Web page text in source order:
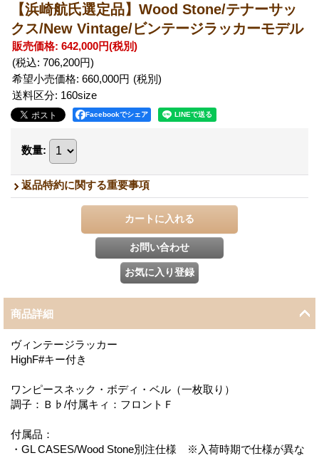
【浜崎航氏選定品】Wood Stone/テナーサッ
クス/New Vintage/ビンテージラッカーモデル
販売価格: 642,000円(税別)
(税込: 706,200円)
希望小売価格: 660,000円
送料区分: 160size
Facebookでシェア
数量:
返品特約に関する重要事項
商品詳細
ヴィンテージラッカー
HighF#キー付き
ワンピースネック・ボディ・ベル（一枚取り）
調子：Ｂ♭/付属キィ：フロントＦ
付属品：
・GL CASES/Wood Stone別注仕様 ※入荷時期で仕様が異な